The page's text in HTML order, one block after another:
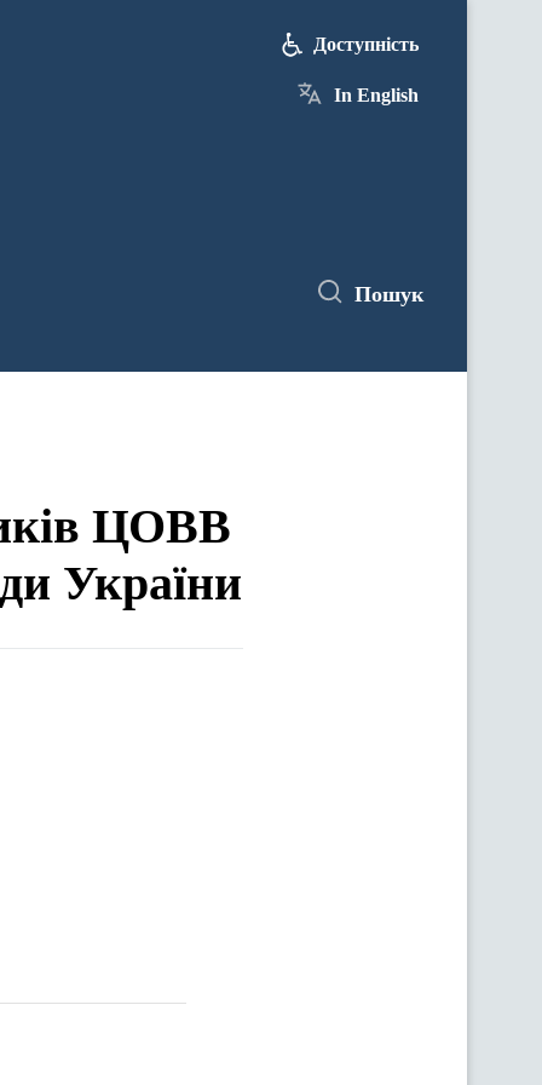
Доступність
In English
Пошук
ЦОВВ
України